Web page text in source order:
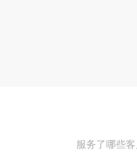
服务了哪些